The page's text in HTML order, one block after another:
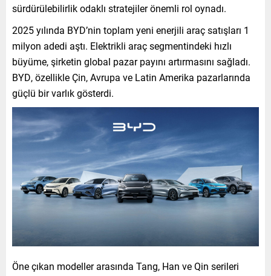
sürdürülebilirlik odaklı stratejiler önemli rol oynadı.
2025 yılında BYD’nin toplam yeni enerjili araç satışları 1
milyon adedi aştı. Elektrikli araç segmentindeki hızlı
büyüme, şirketin global pazar payını artırmasını sağladı.
BYD, özellikle Çin, Avrupa ve Latin Amerika pazarlarında
güçlü bir varlık gösterdi.
Öne çıkan modeller arasında Tang, Han ve Qin serileri